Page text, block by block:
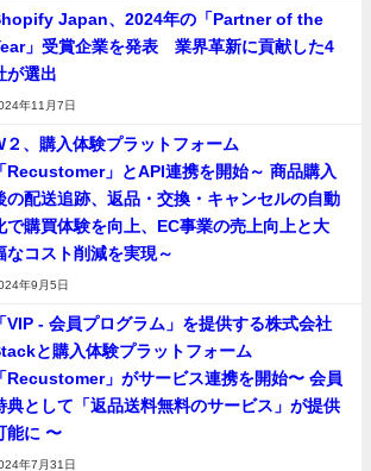
Japan、2024年の「Partner of the
」受賞企業を発表 業界革新に貢献した4
が選出
年11月7日
２、購入体験プラットフォーム
「Recustomer」とAPI連携を開始～ 商品購入
の配送追跡、返品・交換・キャンセルの自動
で購買体験を向上、EC事業の売上向上と大
なコスト削減を実現～
年9月5日
「VIP - 会員プログラム」を提供する株式会社
と購入体験プラットフォーム
「Recustomer」がサービス連携を開始〜 会員
典として「返品送料無料のサービス」が提供
能に 〜
年7月31日